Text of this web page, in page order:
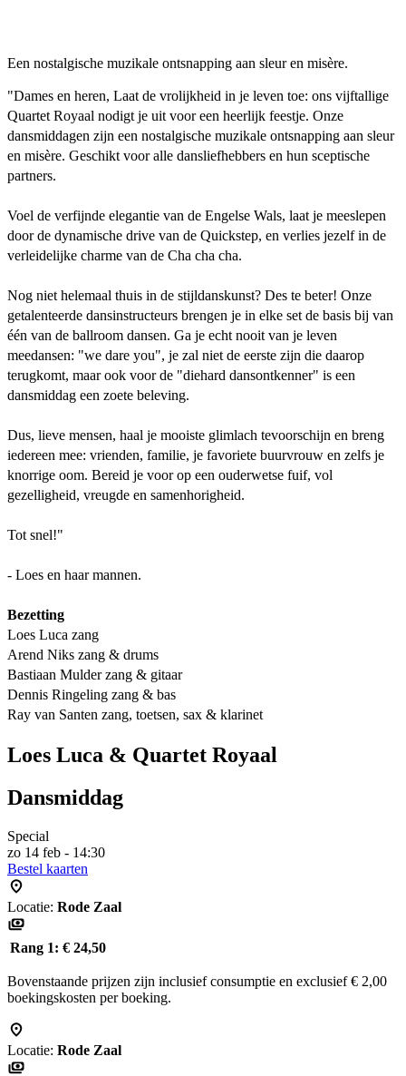
Een nostalgische muzikale ontsnapping aan sleur en misère.
"Dames en heren, Laat de vrolijkheid in je leven toe: ons vijftallige
Quartet Royaal nodigt je uit voor een heerlijk feestje. Onze
dansmiddagen zijn een nostalgische muzikale ontsnapping aan sleur
en misère. Geschikt voor alle dansliefhebbers en hun sceptische
partners.
Voel de verfijnde elegantie van de Engelse Wals, laat je meeslepen
door de dynamische drive van de Quickstep, en verlies jezelf in de
verleidelijke charme van de Cha cha cha.
Nog niet helemaal thuis in de stijldanskunst? Des te beter! Onze
getalenteerde dansinstructeurs brengen je in elke set de basis bij van
één van de ballroom dansen. Ga je echt nooit van je leven
meedansen: "we dare you", je zal niet de eerste zijn die daarop
terugkomt, maar ook voor de "diehard dansontkenner" is een
dansmiddag een zoete beleving.
Dus, lieve mensen, haal je mooiste glimlach tevoorschijn en breng
iedereen mee: vrienden, familie, je favoriete buurvrouw en zelfs je
knorrige oom. Bereid je voor op een ouderwetse fuif, vol
gezelligheid, vreugde en samenhorigheid.
Tot snel!"
- Loes en haar mannen.
Bezetting
Loes Luca zang
Arend Niks zang & drums
Bastiaan Mulder zang & gitaar
Dennis Ringeling zang & bas
Ray van Santen zang, toetsen, sax & klarinet
Loes Luca & Quartet Royaal
Dansmiddag
Special
zo 14 feb - 14:30
Bestel kaarten
Locatie: Rode Zaal
Rang 1: € 24,50
Bovenstaande prijzen zijn inclusief consumptie en exclusief € 2,00
boekingskosten per boeking.
Locatie: Rode Zaal